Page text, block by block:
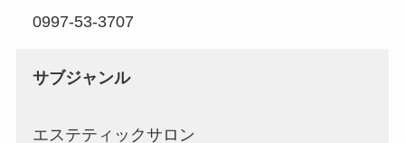
0997-53-3707
サブジャンル
エステティックサロン